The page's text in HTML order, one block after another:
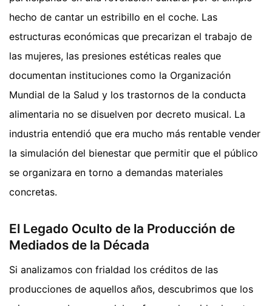
hecho de cantar un estribillo en el coche. Las
estructuras económicas que precarizan el trabajo de
las mujeres, las presiones estéticas reales que
documentan instituciones como la Organización
Mundial de la Salud y los trastornos de la conducta
alimentaria no se disuelven por decreto musical. La
industria entendió que era mucho más rentable vender
la simulación del bienestar que permitir que el público
se organizara en torno a demandas materiales
concretas.
El Legado Oculto de la Producción de
Mediados de la Década
Si analizamos con frialdad los créditos de las
producciones de aquellos años, descubrimos que los